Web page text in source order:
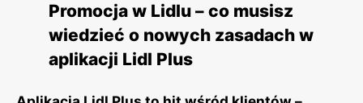
Promocja w Lidlu – co musisz
wiedzieć o nowych zasadach w
aplikacji Lidl Plus